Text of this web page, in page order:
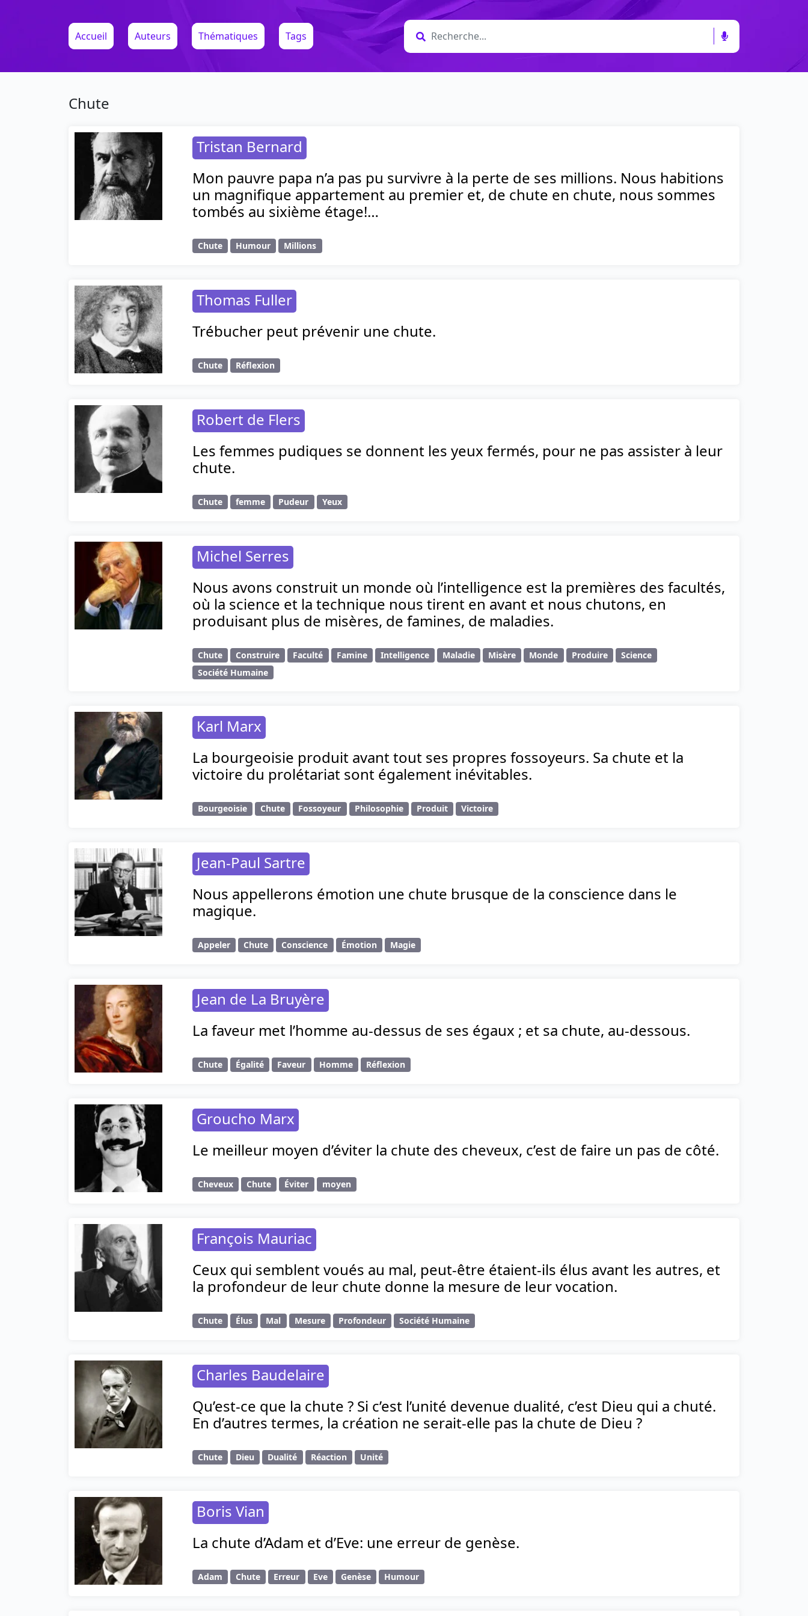
Accueil Auteurs Thématiques Tags
Chute
Tristan Bernard
Mon pauvre papa n’a pas pu survivre à la perte de ses millions. Nous habitions
un magnifique appartement au premier et, de chute en chute, nous sommes
tombés au sixième étage!…
Chute Humour Millions
Thomas Fuller
Trébucher peut prévenir une chute.
Chute Réflexion
Robert de Flers
Les femmes pudiques se donnent les yeux fermés, pour ne pas assister à leur
chute.
Chute femme Pudeur Yeux
Michel Serres
Nous avons construit un monde où l’intelligence est la premières des facultés,
où la science et la technique nous tirent en avant et nous chutons, en
produisant plus de misères, de famines, de maladies.
Chute Construire Faculté Famine Intelligence Maladie Misère Monde Produire
Science
Société Humaine
Karl Marx
La bourgeoisie produit avant tout ses propres fossoyeurs. Sa chute et la
victoire du prolétariat sont également inévitables.
Bourgeoisie Chute Fossoyeur Philosophie Produit Victoire
Jean-Paul Sartre
Nous appellerons émotion une chute brusque de la conscience dans le
magique.
Appeler Chute Conscience Émotion Magie
Jean de La Bruyère
La faveur met l’homme au-dessus de ses égaux ; et sa chute, au-dessous.
Chute Égalité Faveur Homme Réflexion
Groucho Marx
Le meilleur moyen d’éviter la chute des cheveux, c’est de faire un pas de côté.
Cheveux Chute Éviter moyen
François Mauriac
Ceux qui semblent voués au mal, peut-être étaient-ils élus avant les autres, et
la profondeur de leur chute donne la mesure de leur vocation.
Chute Élus Mal Mesure Profondeur Société Humaine
Charles Baudelaire
Qu’est-ce que la chute ? Si c’est l’unité devenue dualité, c’est Dieu qui a chuté.
En d’autres termes, la création ne serait-elle pas la chute de Dieu ?
Chute Dieu Dualité Réaction Unité
Boris Vian
La chute d’Adam et d’Eve: une erreur de genèse.
Adam Chute Erreur Eve Genèse Humour